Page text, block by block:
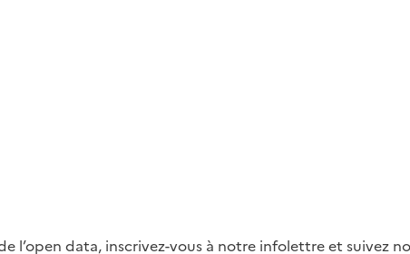
l’open data, inscrivez-vous à notre infolettre et suivez